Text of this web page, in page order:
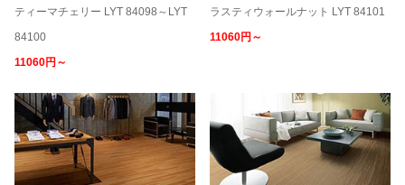
ティーマチェリー LYT 84098～LYT
84100
11060円～
ラスティウォールナット LYT 84101
11060円～